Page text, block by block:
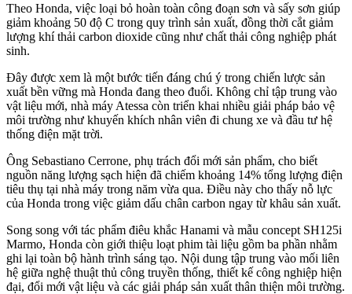
Theo Honda, việc loại bỏ hoàn toàn công đoạn sơn và sấy sơn giúp
giảm khoảng 50 độ C trong quy trình sản xuất, đồng thời cắt giảm
lượng khí thải carbon dioxide cũng như chất thải công nghiệp phát
sinh.
Đây được xem là một bước tiến đáng chú ý trong chiến lược sản
xuất bền vững mà Honda đang theo đuổi. Không chỉ tập trung vào
vật liệu mới, nhà máy Atessa còn triển khai nhiều giải pháp bảo vệ
môi trường như khuyến khích nhân viên đi chung xe và đầu tư hệ
thống điện mặt trời.
Ông Sebastiano Cerrone, phụ trách đổi mới sản phẩm, cho biết
nguồn năng lượng sạch hiện đã chiếm khoảng 14% tổng lượng điện
tiêu thụ tại nhà máy trong năm vừa qua. Điều này cho thấy nỗ lực
của Honda trong việc giảm dấu chân carbon ngay từ khâu sản xuất.
Song song với tác phẩm điêu khắc Hanami và mẫu concept SH125i
Marmo, Honda còn giới thiệu loạt phim tài liệu gồm ba phần nhằm
ghi lại toàn bộ hành trình sáng tạo. Nội dung tập trung vào mối liên
hệ giữa nghệ thuật thủ công truyền thống, thiết kế công nghiệp hiện
đại, đổi mới vật liệu và các giải pháp sản xuất thân thiện môi trường.